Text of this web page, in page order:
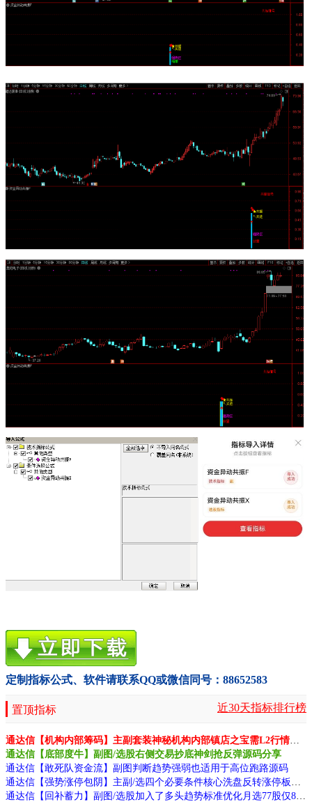
定制指标公式、软件请联系QQ或微信同号：88652583
置顶指标 近30天指标排行榜
通达信【机构内部筹码】主副套装神秘机构内部镇店之宝需L2行情支持源码
通达信【底部度牛】副图/选股右侧交易抄底神剑抢反弹源码分享
通达信【敢死队资金流】副图判断趋势强弱也适用于高位跑路源码
通达信【强势涨停包阴】主副/选四个必要条件核心洗盘反转涨停板战法源码
通达信【回补蓄力】副图/选股加入了多头趋势标准优化月选77股仅8败源码